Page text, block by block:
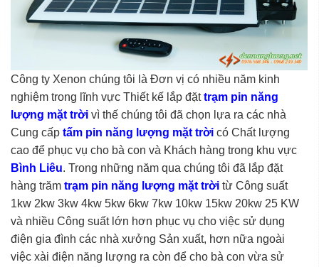
Công ty Xenon chúng tôi là Đơn vị có nhiều năm kinh
nghiệm trong lĩnh vực Thiết kế lắp đặttrạm pin năng
lượng mặt trời vì thế chúng tôi đã chọn lựa ra các nhà
Cung cấp tấm pin năng lượng mặt trời có Chất lượng
cao để phục vụ cho bà con và Khách hàng trong khu vực
Bình Liêu. Trong những năm qua chúng tôi đã lắp đặt
hàng trăm trạm pin năng lượng mặt trời từ Công suất
1kw 2kw 3kw 4kw 5kw 6kw 7kw 10kw 15kw 20kw 25 KW
và nhiều Công suất lớn hơn phục vụ cho việc sử dụng
điện gia đình các nhà xưởng Sản xuất, hơn nữa ngoài
việc xài điện năng lượng ra còn để cho bà con vừa sử